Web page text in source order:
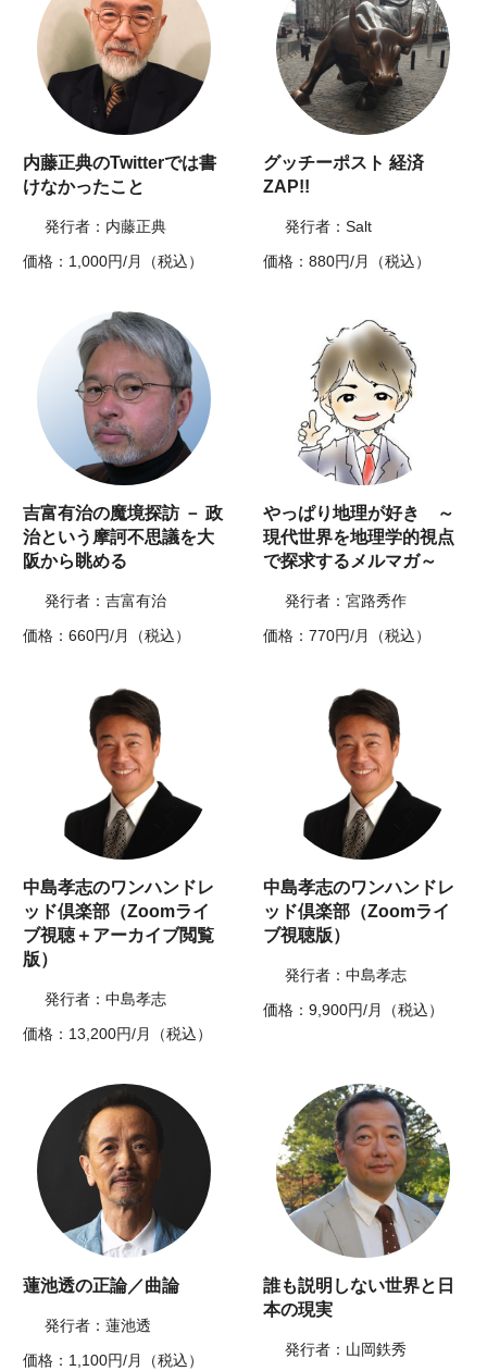
内藤正典のTwitterでは書
けなかったこと
発行者：内藤正典
価格：1,000円/月（税込）
グッチーポスト 経済
ZAP!!
発行者：Salt
価格：880円/月（税込）
吉富有治の魔境探訪 － 政
治という摩訶不思議を大
阪から眺める
発行者：吉富有治
価格：660円/月（税込）
やっぱり地理が好き ～
現代世界を地理学的視点
で探求するメルマガ～
発行者：宮路秀作
価格：770円/月（税込）
中島孝志のワンハンドレ
ッド倶楽部（Zoomライ
ブ視聴＋アーカイブ閲覧
版）
発行者：中島孝志
価格：13,200円/月（税込）
中島孝志のワンハンドレ
ッド倶楽部（Zoomライ
ブ視聴版）
発行者：中島孝志
価格：9,900円/月（税込）
蓮池透の正論／曲論
発行者：蓮池透
価格：1,100円/月（税込）
誰も説明しない世界と日
本の現実
発行者：山岡鉄秀